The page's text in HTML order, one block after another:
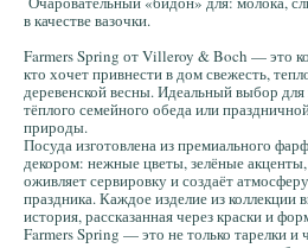
в качестве вазочки.
Farmers Spring от Villeroy & Boch — это
кто хочет привнести в дом свежесть,
деревенской весны. Идеальный выбор для
тёплого семейного обеда или
природы.
Посуда изготовлена из премиального
декором: нежные цветы, зелёные
оживляет сервировку и создаёт
праздника. Каждое изделие из коллекции
история, рассказанная через краски и
Farmers Spring — это не только тарелки